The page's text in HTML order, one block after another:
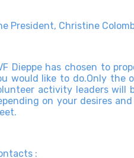
President, Christine
Dieppe has chosen to
would like to do.Only the
activity leaders will
on your desires
: